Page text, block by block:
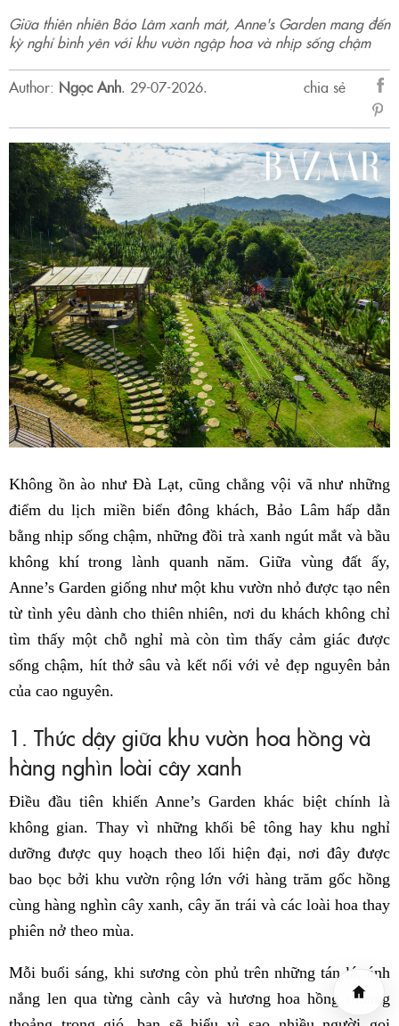
Giữa thiên nhiên Bảo Lâm xanh mát, Anne's Garden mang đến
kỳ nghỉ bình yên với khu vườn ngập hoa và nhịp sống chậm
Author: Ngọc Anh. 29-07-2026.
chia sẻ
sẻ
Không ồn ào như Đà Lạt, cũng chẳng vội vã như những
điểm du lịch miền biển đông khách, Bảo Lâm hấp dẫn
bằng nhịp sống chậm, những đồi trà xanh ngút mắt và bầu
không khí trong lành quanh năm. Giữa vùng đất ấy,
Anne’s Garden giống như một khu vườn nhỏ được tạo nên
từ tình yêu dành cho thiên nhiên, nơi du khách không chỉ
tìm thấy một chỗ nghỉ mà còn tìm thấy cảm giác được
sống chậm, hít thở sâu và kết nối với vẻ đẹp nguyên bản
của cao nguyên.
1. Thức dậy giữa khu vườn hoa hồng và
hàng nghìn loài cây xanh
Điều đầu tiên khiến Anne’s Garden khác biệt chính là
không gian. Thay vì những khối bê tông hay khu nghỉ
dưỡng được quy hoạch theo lối hiện đại, nơi đây được
bao bọc bởi khu vườn rộng lớn với hàng trăm gốc hồng
cùng hàng nghìn cây xanh, cây ăn trái và các loài hoa thay
phiên nở theo mùa.
Mỗi buổi sáng, khi sương còn phủ trên những tán lá, ánh
nắng len qua từng cành cây và hương hoa hồng thoang